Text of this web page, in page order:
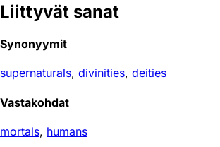
Liittyvät sanat
Synonyymit
supernaturals, divinities, deities
Vastakohdat
mortals, humans